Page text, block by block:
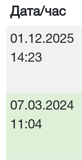
Дата/час
01.12.2025
14:23
07.03.2024
11:04